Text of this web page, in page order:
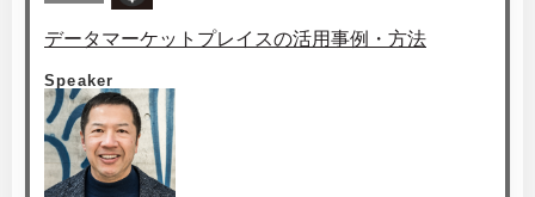
データマーケットプレイスの活用事例・方法
Speaker